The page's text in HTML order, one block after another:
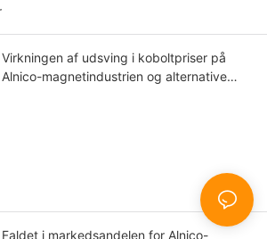
Virkningen af ​​​​udsving i koboltpriser på
Alnico-magnetindustrien og alternative
Faldet i markedsandelen for Alnico-